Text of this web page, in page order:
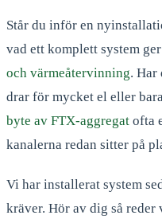
Står du inför en
vad ett komplett system
och värmeåtervinning. Har
drar för mycket el eller
byte av FTX-aggregat ofta
kanalerna redan sitter på
Vi har installerat system
kräver. Hör av dig så reder